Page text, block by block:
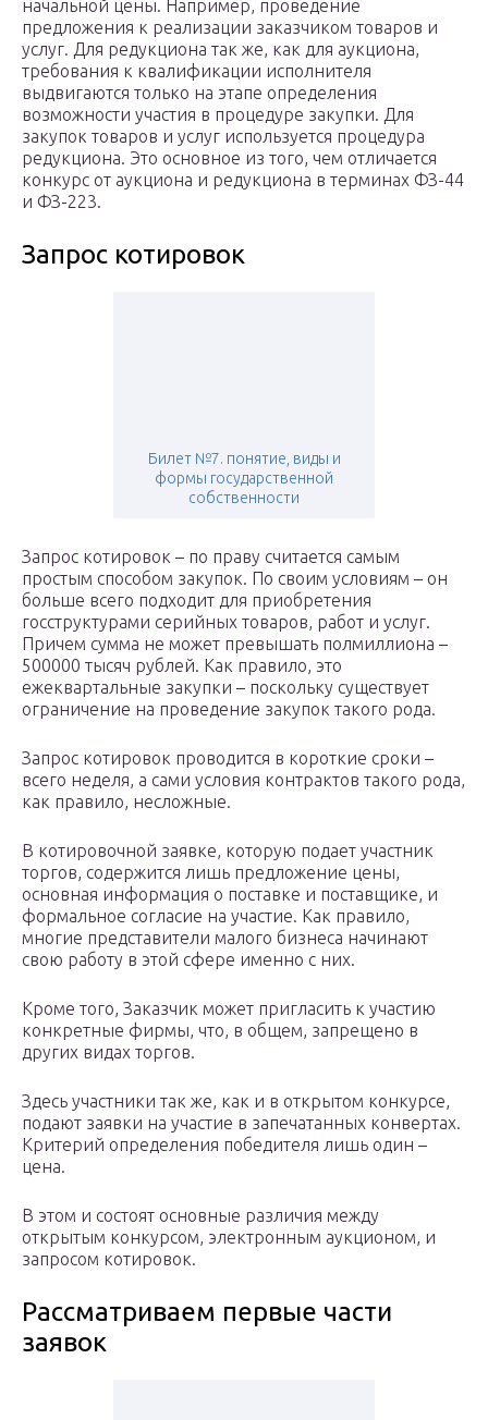
начальной цены. Например, проведение
предложения к реализации заказчиком товаров и
услуг. Для редукциона так же, как для аукциона,
требования к квалификации исполнителя
выдвигаются только на этапе определения
возможности участия в процедуре закупки. Для
закупок товаров и услуг используется процедура
редукциона. Это основное из того, чем отличается
конкурс от аукциона и редукциона в терминах ФЗ-44
и ФЗ-223.
Запрос котировок
Билет №7. понятие, виды и
формы государственной
собственности
Запрос котировок – по праву считается самым
простым способом закупок. По своим условиям – он
больше всего подходит для приобретения
госструктурами серийных товаров, работ и услуг.
Причем сумма не может превышать полмиллиона –
500000 тысяч рублей. Как правило, это
ежеквартальные закупки – поскольку существует
ограничение на проведение закупок такого рода.
Запрос котировок проводится в короткие сроки –
всего неделя, а сами условия контрактов такого рода,
как правило, несложные.
В котировочной заявке, которую подает участник
торгов, содержится лишь предложение цены,
основная информация о поставке и поставщике, и
формальное согласие на участие. Как правило,
многие представители малого бизнеса начинают
свою работу в этой сфере именно с них.
Кроме того, Заказчик может пригласить к участию
конкретные фирмы, что, в общем, запрещено в
других видах торгов.
Здесь участники так же, как и в открытом конкурсе,
подают заявки на участие в запечатанных конвертах.
Критерий определения победителя лишь один –
цена.
В этом и состоят основные различия между
открытым конкурсом, электронным аукционом, и
запросом котировок.
Рассматриваем первые части
заявок